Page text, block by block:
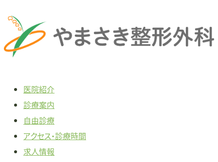
へ
医院紹介
診療案内
自由診療
アクセス・診療時間
求人情報